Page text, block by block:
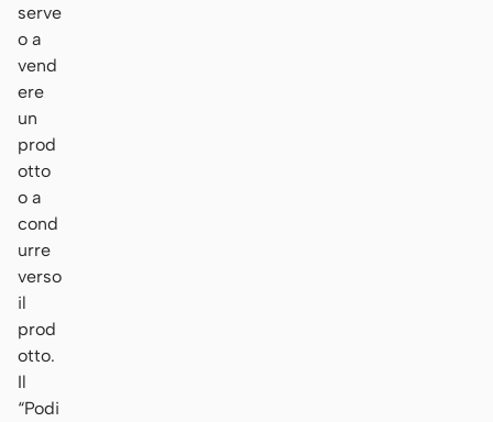
serve
o a
vend
ere
un
prod
otto
o a
cond
urre
verso
il
prod
otto.
Il
“Podi